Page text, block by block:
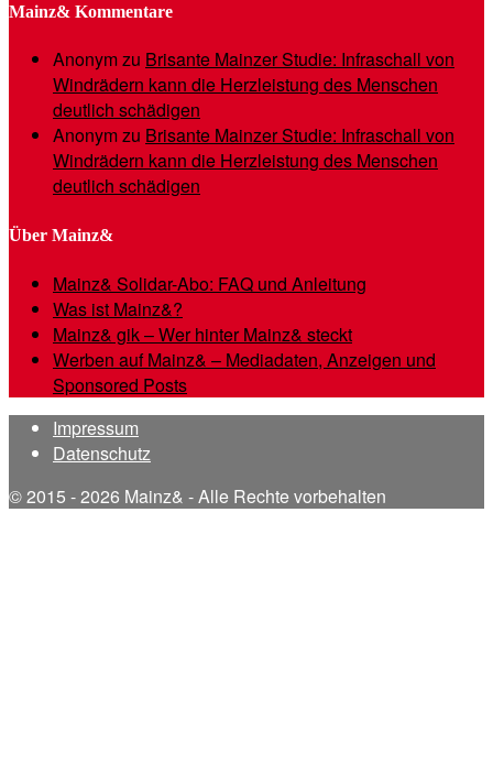
Mainz& Kommentare
Anonymzu Brisante Mainzer Studie: Infraschall von
Windrädern kann die Herzleistung des Menschen
deutlich schädigen
Anonymzu Brisante Mainzer Studie: Infraschall von
Windrädern kann die Herzleistung des Menschen
deutlich schädigen
Über Mainz&
Mainz& Solidar-Abo: FAQ und Anleitung
Was ist Mainz&?
Mainz& gik – Wer hinter Mainz& steckt
Werben auf Mainz& – Mediadaten, Anzeigen und
Sponsored Posts
Impressum
Datenschutz
© 2015 - 2026 Mainz& - Alle Rechte vorbehalten